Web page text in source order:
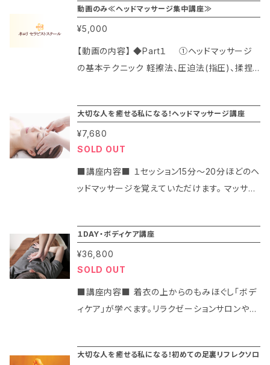
指の関節などを使い「痛気持ちよい」刺激で足を
揉みほぐしてゆきます。反射区への刺激による内
臓や各器官の活性化のほか、新陳代謝が高まり
本来持っている自然治癒力を向上させてくれる
し、30分～45分のメニューが提案できるように
なります。 マンツーマン、又は少人数制なので、
未経験の方でも安心です。親切・丁寧にその人そ
の人にあったお伝え方をさせて頂きます♪
動画のみ≪ヘッドマッサージ集中講座≫
¥5,000
【動画の内容】 ◆Part１ ①ヘッドマッサージ
の基本テクニック 軽擦法、圧迫法(指圧)、揉捏
髪の扱い方、実技のポイントなど (2分46秒)
◆Part２ ヘッドマッサージ30分の施術動画 ①
～⑤ 軽擦～指圧、揉捏まで(6分43秒) ⑥～⑪
目の周りの指圧～横向きで首肩(10分58秒)
⑫～⑰ 側頭部、前頭部の指圧・揉捏～軽擦(7
力をお願い致します。
大切な人を癒せる私になる！ヘッドマッサージ講座
¥7,680
SOLD OUT
■講座内容■ １セッション15分～20分ほどのヘ
ッドマッサージを覚えていただけます。 マッサー
楽しくおこなっていきます。初心者向けにアレン
ジした手技なので、はじめての方も安心してご参
加くださいね。 1～3人ほどの少人数で丁寧にお
伝えしていきます。 その他、「ヘッドマッサージの
効果や基礎知識」｢テクニックと注意事項｣「首肩
の資料をお渡しします。 ■このような方におすす
１DAY・ボディケア講座
¥36,800
SOLD OUT
■講座内容■ 着衣の上からのもみほぐし「ボデ
ィケア」が学べます。リラクゼーションサロンやス
得できます！とくに日本人に多い首肩のコリ・背
大切な人を癒せる私になる！初めての足裏リフレクソロ